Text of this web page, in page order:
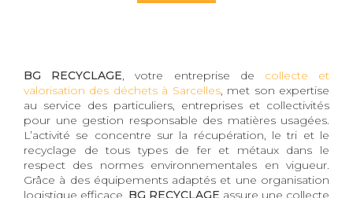
BG RECYCLAGE, votre entreprise de collecte et
valorisation des déchets à Sarcelles, met son expertise
au service des particuliers, entreprises et collectivités
pour une gestion responsable des matières usagées.
L’activité se concentre sur la récupération, le tri et le
recyclage de tous types de fer et métaux dans le
respect des normes environnementales en vigueur.
Grâce à des équipements adaptés et une organisation
logistique efficace, BG RECYCLAGE assure une collecte